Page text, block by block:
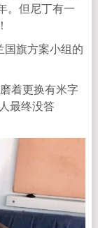
。但尼丁有一
旗方案小组的
着更换有米字
最终没答